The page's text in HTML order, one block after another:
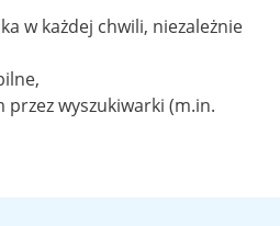
w każdej chwili, niezależnie
wyszukiwarki (m.in.